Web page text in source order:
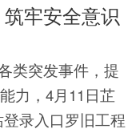
牢安全意识
突发事件，提
力，4月11日芷
录入口罗旧工程